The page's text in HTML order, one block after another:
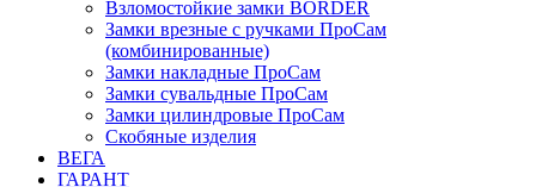
Взломостойкие замки BORDER
Замки врезные с ручками ПроСам
(комбинированные)
Замки накладные ПроСам
Замки сувальдные ПроСам
Замки цилиндровые ПроСам
Скобяные изделия
ВЕГА
ГАРАНТ